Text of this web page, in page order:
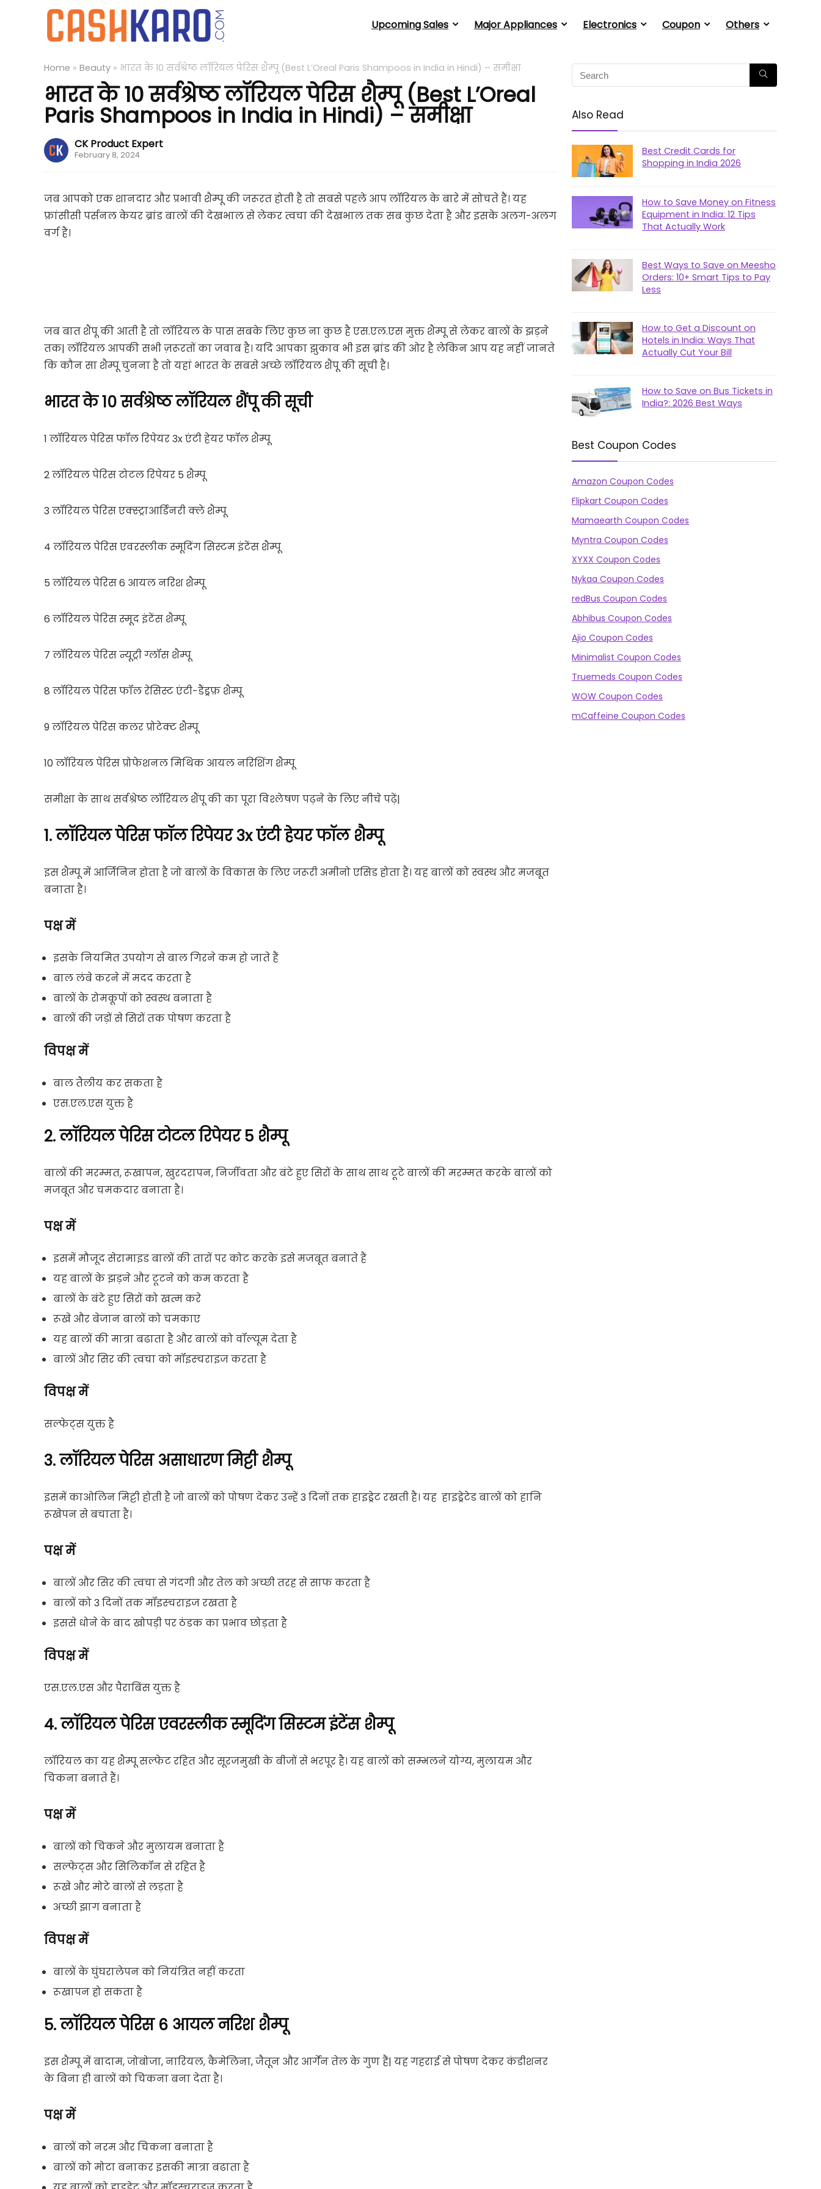
Upcoming Sales Major Appliances Electronics Coupon Others
Home » Beauty » भारत के 10 सर्वश्रेष्ठ लॉरियल पेरिस शैम्पू (Best L’Oreal Paris Shampoos in India in Hindi) – समीक्षा
भारत के 10 सर्वश्रेष्ठ लॉरियल पेरिस शैम्पू (Best L’Oreal
Paris Shampoos in India in Hindi) – समीक्षा
CK Product Expert
February 8, 2024
जब आपको एक शानदार और प्रभावी शैम्पू की जरूरत होती है तो सबसे पहले आप लॉरियल के बारे में सोचते हैं। यह
फ्रांसीसी पर्सनल केयर ब्रांड बालों की देखभाल से लेकर त्वचा की देखभाल तक सब कुछ देता है और इसके अलग-अलग
वर्ग हैं।
जब बात शैंपू की आती है तो लॉरियल के पास सबके लिए कुछ ना कुछ है एस.एल.एस मुक्त शैम्पू से लेकर बालों के झड़ने
तक| लॉरियल आपकी सभी ज़रूरतों का जवाब है। यदि आपका झुकाव भी इस ब्रांड की ओर है लेकिन आप यह नहीं जानते
कि कौन सा शैम्पू चुनना है तो यहां भारत के सबसे अच्छे लॉरियल शैंपू की सूची है।
भारत के 10 सर्वश्रेष्ठ लॉरियल शैंपू की सूची
1 लॉरियल पेरिस फॉल रिपेयर 3x एंटी हेयर फॉल शैम्पू
2 लॉरियल पेरिस टोटल रिपेयर 5 शैम्पू
3 लॉरियल पेरिस एक्स्ट्राआर्डिनरी क्ले शैम्पू
4 लॉरियल पेरिस एवरस्लीक स्मूदिंग सिस्टम इंटेंस शैम्पू
5 लॉरियल पेरिस 6 आयल नरिश शैम्पू
6 लॉरियल पेरिस स्मूद इंटेंस शैम्पू
7 लॉरियल पेरिस न्यूट्री ग्लॉस शैम्पू
8 लॉरियल पेरिस फॉल रेसिस्ट एंटी-डैंड्रफ़ शैम्पू
9 लॉरियल पेरिस कलर प्रोटेक्ट शैम्पू
10 लॉरियल पेरिस प्रोफेशनल मिथिक आयल नरिशिंग शैम्पू
समीक्षा के साथ सर्वश्रेष्ठ लॉरियल शैंपू की का पूरा विश्लेषण पढ़ने के लिए नीचे पढ़ें|
1. लॉरियल पेरिस फॉल रिपेयर 3x एंटी हेयर फॉल शैम्पू
इस शैम्पू में आर्जिनिन होता है जो बालों के विकास के लिए जरूरी अमीनो एसिड होता है। यह बालों को स्वस्थ और मजबूत
बनाता है।
पक्ष में
इसके नियमित उपयोग से बाल गिरने कम हो जाते हैं
बाल लंबे करने में मदद करता है
बालों के रोमकूपों को स्वस्थ बनाता है
बालों की जड़ों से सिरों तक पोषण करता है
विपक्ष में
बाल तैलीय कर सकता है
एस.एल.एस युक्त है
2. लॉरियल पेरिस टोटल रिपेयर 5 शैम्पू
बालों की मरम्मत, रूखापन, खुरदरापन, निर्जीवता और बंटे हुए सिरों के साथ साथ टूटे बालों की मरम्मत करके बालों को
मजबूत और चमकदार बनाता है।
पक्ष में
इसमें मौजूद सेरामाइड बालों की तारों पर कोट करके इसे मजबूत बनाते हैं
यह बालों के झड़ने और टूटने को कम करता है
बालों के बंटे हुए सिरों को खत्म करे
रूखे और बेजान बालों को चमकाए
यह बालों की मात्रा बढाता है और बालों को वॉल्यूम देता है
बालों और सिर की त्वचा को मॉइस्चराइज करता है
विपक्ष में
सल्फेट्स युक्त है
3. लॉरियल पेरिस असाधारण मिट्टी शैम्पू
इसमें काओलिन मिट्टी होती है जो बालों को पोषण देकर उन्हें 3 दिनों तक हाइड्रेट रखती है। यह हाइड्रेटेड बालों को हानि
रूखेपन से बचाता है।
पक्ष में
बालों और सिर की त्वचा से गंदगी और तेल को अच्छी तरह से साफ करता है
बालों को 3 दिनों तक मॉइस्चराइज रखता है
इससे धोने के बाद खोपड़ी पर ठंडक का प्रभाव छोड़ता है
विपक्ष में
एस.एल.एस और पैराबिंस युक्त है
4. लॉरियल पेरिस एवरस्लीक स्मूदिंग सिस्टम इंटेंस शैम्पू
लॉरियल का यह शैम्पू सल्फेट रहित और सूरजमुखी के बीजों से भरपूर है। यह बालों को सम्भलने योग्य, मुलायम और
चिकना बनाते हैं।
पक्ष में
बालों को चिकने और मुलायम बनाता है
सल्फेट्स और सिलिकॉन से रहित है
रूखे और मोटे बालों से लड़ता है
अच्छी झाग बनाता है
विपक्ष में
बालों के घुंघरालेपन को नियंत्रित नहीं करता
रूखापन हो सकता है
5. लॉरियल पेरिस 6 आयल नरिश शैम्पू
इस शैम्पू में बादाम, जोबोजा, नारियल, कैमेलिना, जैतून और आर्गेन तेल के गुण हैं| यह गहराई से पोषण देकर कंडीशनर
के बिना ही बालों को चिकना बना देता है।
पक्ष में
बालों को नरम और चिकना बनाता है
बालों को मोटा बनाकर इसकी मात्रा बढाता है
Also Read
Best Credit Cards for
Shopping in India 2026
How to Save Money on Fitness
Equipment in India: 12 Tips
That Actually Work
Best Ways to Save on Meesho
Orders: 10+ Smart Tips to Pay
Less
How to Get a Discount on
Hotels in India: Ways That
Actually Cut Your Bill
How to Save on Bus Tickets in
India?: 2026 Best Ways
Best Coupon Codes
Amazon Coupon Codes
Flipkart Coupon Codes
Mamaearth Coupon Codes
Myntra Coupon Codes
XYXX Coupon Codes
Nykaa Coupon Codes
redBus Coupon Codes
Abhibus Coupon Codes
Ajio Coupon Codes
Minimalist Coupon Codes
Truemeds Coupon Codes
WOW Coupon Codes
mCaffeine Coupon Codes